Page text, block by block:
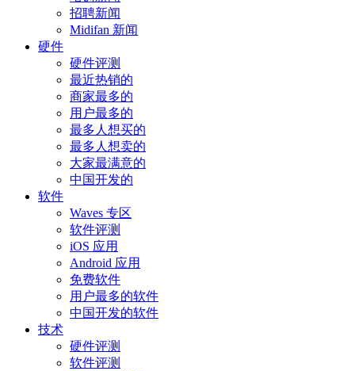
招聘新闻
Midifan 新闻
硬件
硬件评测
最近热销的
商家最多的
用户最多的
最多人想买的
最多人想卖的
大家最满意的
中国开发的
软件
Waves 专区
软件评测
iOS 应用
Android 应用
免费软件
用户最多的软件
中国开发的软件
技术
硬件评测
软件评测